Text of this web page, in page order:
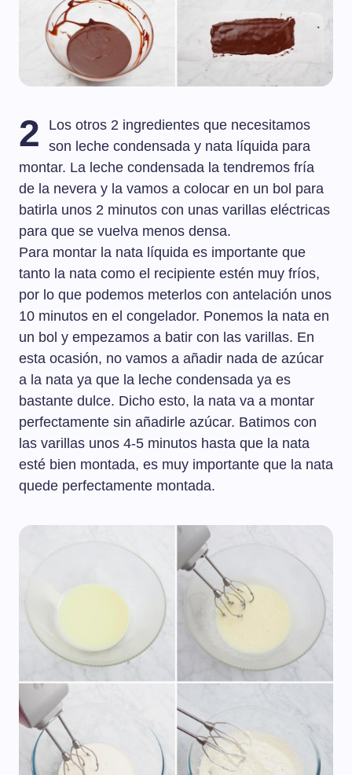
2
Los otros 2 ingredientes que necesitamos
son leche condensada y nata líquida para
montar. La leche condensada la tendremos fría
de la nevera y la vamos a colocar en un bol para
batirla unos 2 minutos con unas varillas eléctricas
para que se vuelva menos densa.
Para montar la nata líquida es importante que
tanto la nata como el recipiente estén muy fríos,
por lo que podemos meterlos con antelación unos
10 minutos en el congelador. Ponemos la nata en
un bol y empezamos a batir con las varillas. En
esta ocasión, no vamos a añadir nada de azúcar
a la nata ya que la leche condensada ya es
bastante dulce. Dicho esto, la nata va a montar
perfectamente sin añadirle azúcar. Batimos con
las varillas unos 4-5 minutos hasta que la nata
esté bien montada, es muy importante que la nata
quede perfectamente montada.